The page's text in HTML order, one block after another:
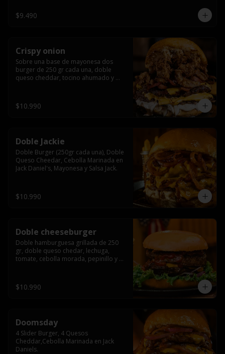
$9.490
Crispy onion
Sobre una base de mayonesa dos
burger de 250 gr cada una, doble
queso cheddar, tocino ahumado y
$10.990
Doble Jackie
Doble Burger (250gr cada una), Doble
Queso Cheedar, Cebolla Marinada en
Jack Daniel's, Mayonesa y Salsa Jack.
$10.990
Doble cheeseburger
Doble hamburguesa grillada de 250
gr, doble queso chedar, lechuga,
tomate, cebolla morada, pepinillo y
$10.990
Doomsday
4 Slider Burger, 4 Quesos
Cheddar,Cebolla Marinada en Jack
Daniels.